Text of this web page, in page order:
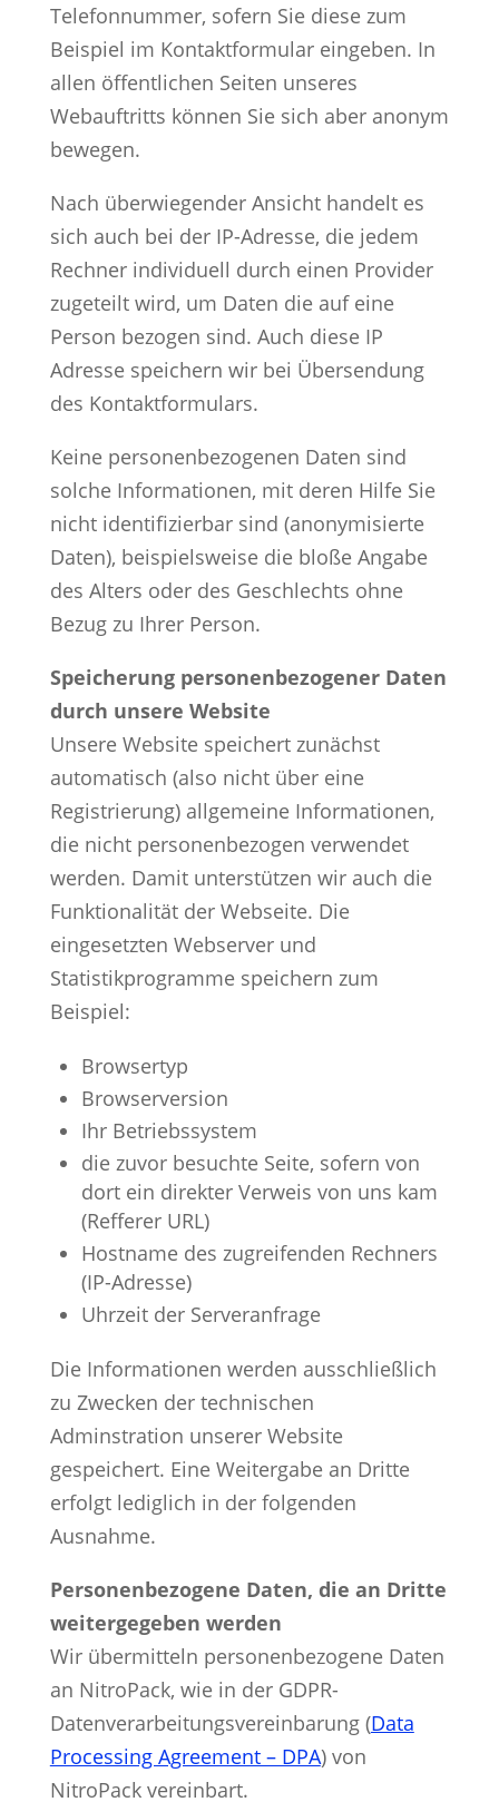
Telefonnummer, sofern Sie diese zum
Beispiel im Kontaktformular eingeben. In
allen öffentlichen Seiten unseres
Webauftritts können Sie sich aber anonym
bewegen.
Nach überwiegender Ansicht handelt es
sich auch bei der IP-Adresse, die jedem
Rechner individuell durch einen Provider
zugeteilt wird, um Daten die auf eine
Person bezogen sind. Auch diese IP
Adresse speichern wir bei Übersendung
des Kontaktformulars.
Keine personenbezogenen Daten sind
solche Informationen, mit deren Hilfe Sie
nicht identifizierbar sind (anonymisierte
Daten), beispielsweise die bloße Angabe
des Alters oder des Geschlechts ohne
Bezug zu Ihrer Person.
Speicherung personenbezogener Daten
durch unsere Website
Unsere Website speichert zunächst
automatisch (also nicht über eine
Registrierung) allgemeine Informationen,
die nicht personenbezogen verwendet
werden. Damit unterstützen wir auch die
Funktionalität der Webseite. Die
eingesetzten Webserver und
Statistikprogramme speichern zum
Beispiel:
Browsertyp
Browserversion
Ihr Betriebssystem
die zuvor besuchte Seite, sofern von
dort ein direkter Verweis von uns kam
(Refferer URL)
Hostname des zugreifenden Rechners
(IP-Adresse)
Uhrzeit der Serveranfrage
Die Informationen werden ausschließlich
zu Zwecken der technischen
Adminstration unserer Website
gespeichert. Eine Weitergabe an Dritte
erfolgt lediglich in der folgenden
Ausnahme.
Personenbezogene Daten, die an Dritte
weitergegeben werden
Wir übermitteln personenbezogene Daten
an NitroPack, wie in der GDPR-
Datenverarbeitungsvereinbarung (Data
Processing Agreement – DPA) von
NitroPack vereinbart.